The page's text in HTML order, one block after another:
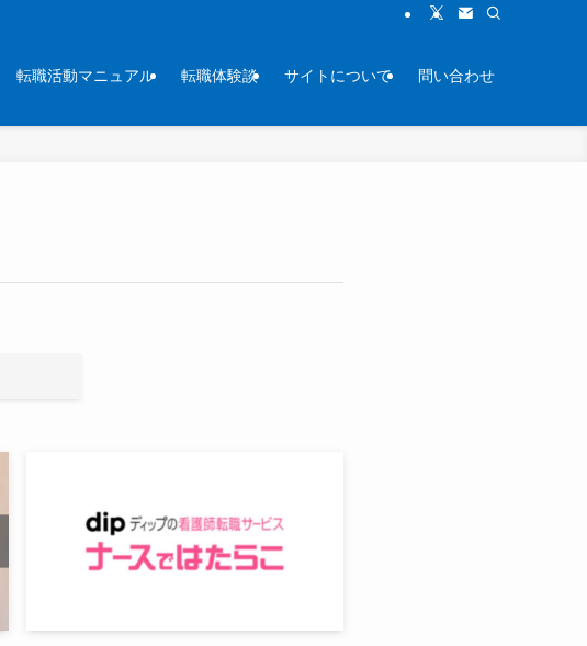
転職活動マニュアル 転職体験談 サイトについて 問い合わせ